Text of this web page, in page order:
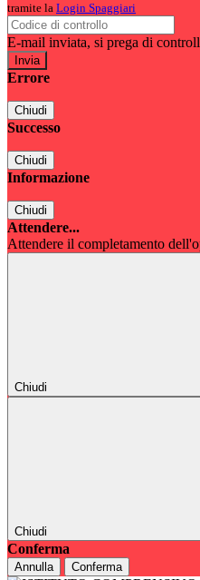
tramite la Login Spaggiari
E-mail inviata, si prega di
Errore
Chiudi
Successo
Chiudi
Informazione
Chiudi
Attendere...
Attendere il completamento
Chiudi
Chiudi
Conferma
Annulla Conferma